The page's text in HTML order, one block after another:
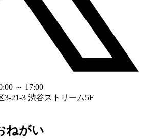
～ 17:00
3-21-3 渋谷ストリーム5F
ねがい